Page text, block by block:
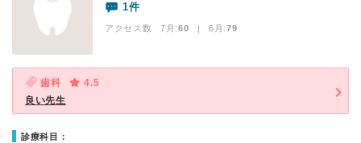
1件
アクセス数 7月:60 | 6月:79
歯科
4.5
良い先生
診療科目：